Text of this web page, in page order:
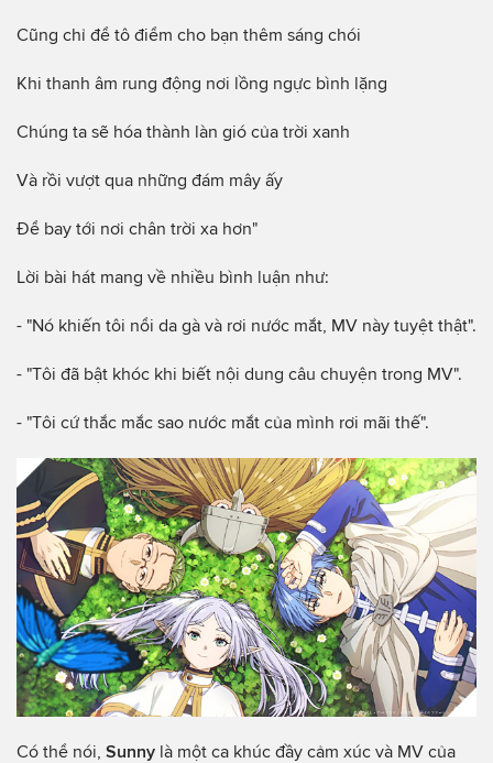
Cũng chỉ để tô điểm cho bạn thêm sáng chói
Khi thanh âm rung động nơi lồng ngực bình lặng
Chúng ta sẽ hóa thành làn gió của trời xanh
Và rồi vượt qua những đám mây ấy
Để bay tới nơi chân trời xa hơn"
Lời bài hát mang về nhiều bình luận như:
- "Nó khiến tôi nổi da gà và rơi nước mắt, MV này tuyệt thật".
- "Tôi đã bật khóc khi biết nội dung câu chuyện trong MV".
- "Tôi cứ thắc mắc sao nước mắt của mình rơi mãi thế".
Có thể nói, Sunny là một ca khúc đầy cảm xúc và MV của